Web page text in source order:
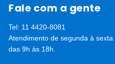
Fale com a gente
Tel: 11 4420-8081
Atendimento de segunda à sexta
das 9h às 18h.